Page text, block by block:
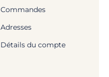
Commandes
Adresses
Détails du compte